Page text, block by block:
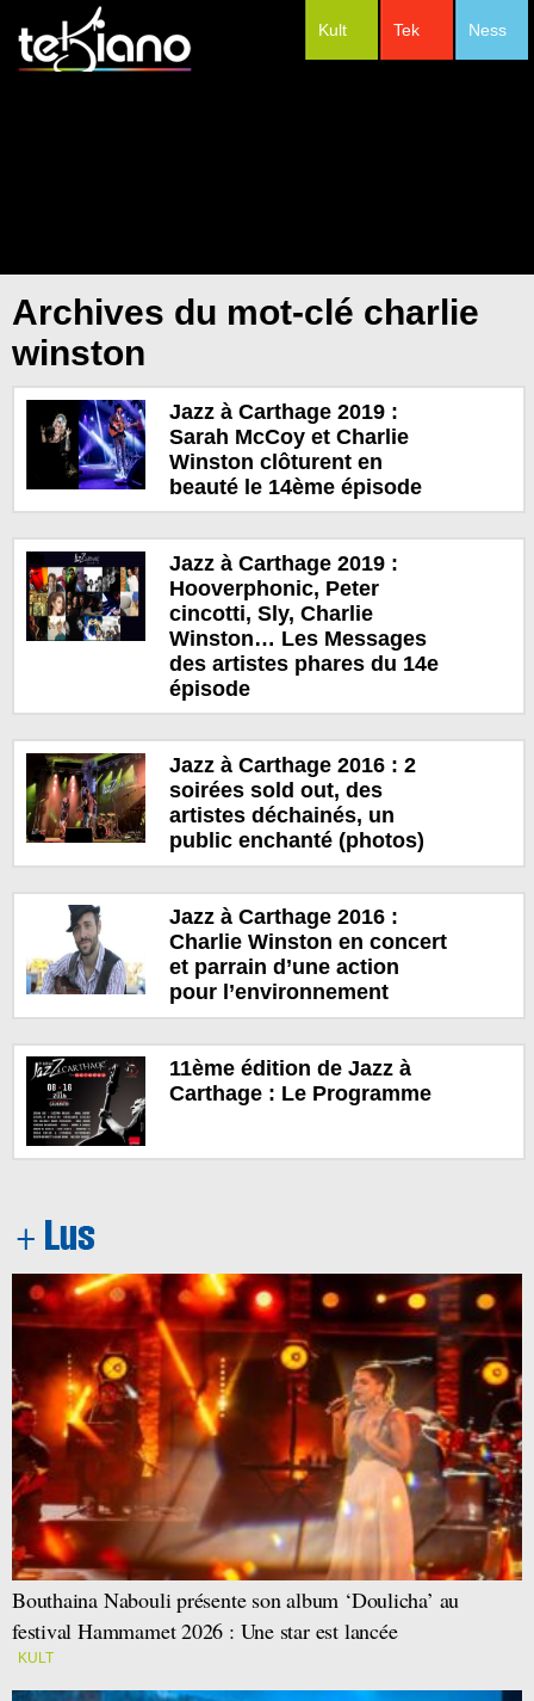
Ness
Tek
Kult
Archives du mot-clé charlie
winston
Jazz à Carthage 2019 :
Sarah McCoy et Charlie
Winston clôturent en
beauté le 14ème épisode
Jazz à Carthage 2019 :
Hooverphonic, Peter
cincotti, Sly, Charlie
Winston… Les Messages
des artistes phares du 14e
épisode
Jazz à Carthage 2016 : 2
soirées sold out, des
artistes déchainés, un
public enchanté (photos)
Jazz à Carthage 2016 :
Charlie Winston en concert
et parrain d’une action
pour l’environnement
11ème édition de Jazz à
Carthage : Le Programme
Bouthaina Nabouli présente son album ‘Doulicha’ au
festival Hammamet 2026 : Une star est lancée
KULT